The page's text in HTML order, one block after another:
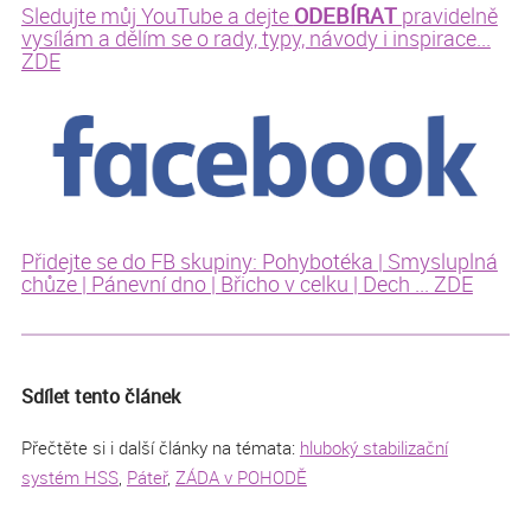
Sledujte můj YouTube a dejte ODEBÍRAT pravidelně
vysílám a dělím se o rady, typy, návody i inspirace...
ZDE
Přidejte se do FB skupiny: Pohybotéka | Smysluplná
chůze | Pánevní dno | Břicho v celku | Dech ... ZDE
Sdílet tento článek
Přečtěte si i další články na témata: hluboký stabilizační
systém HSS, Páteř, ZÁDA v POHODĚ